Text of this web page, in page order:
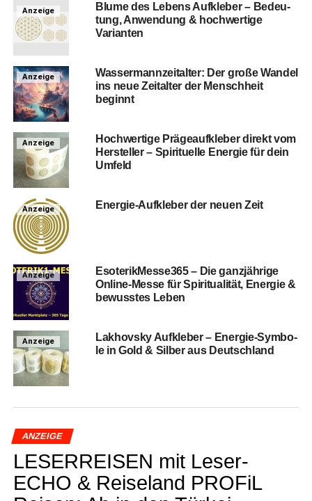
Anzeige
Blu­me des Lebens Auf­kle­ber – Bedeu­
tung, Anwen­dung & hoch­wer­ti­ge
Varianten
Anzeige
Was­ser­mann­zeit­al­ter: Der gro­ße Wan­del
ins neue Zeit­al­ter der Mensch­heit
beginnt
Anzeige
Hoch­wer­ti­ge Prä­ge­auf­kle­ber direkt vom
Her­stel­ler – Spi­ri­tu­el­le Ener­gie für dein
Umfeld
Anzeige Ener­gie-Auf­kle­ber der neu­en Zeit
Anzeige
EsoterikMesse365 – Die ganz­jäh­ri­ge
Online-Mes­se für Spi­ri­tua­li­tät, Ener­gie &
bewuss­tes Leben
Anzeige
Lak­hovs­ky Auf­kle­ber – Ener­gie-Sym­bo­
le in Gold & Sil­ber aus Deutschland
ANZEIGE
LESERREISEN mit Lese­r­
ECHO & Rei­se­land PRO­FiL